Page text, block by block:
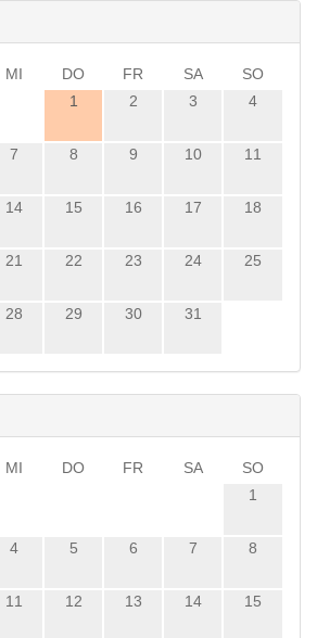
MI DO FR SA
SO
1
2 3 4
7 8 9 10 11
14 15 16 17 18
21 22 23 24 25
28 29 30 31
MI DO FR SA
SO
1
4 5 6 7 8
11 12 13 14 15